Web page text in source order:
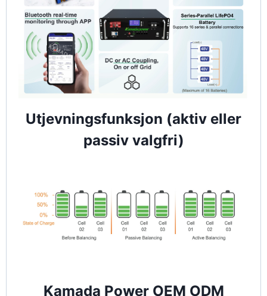
Utjevningsfunksjon (aktiv eller
passiv valgfri)
Kamada Power OEM ODM